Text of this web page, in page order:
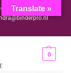
1-3 dagen geleverd
0
Translate »